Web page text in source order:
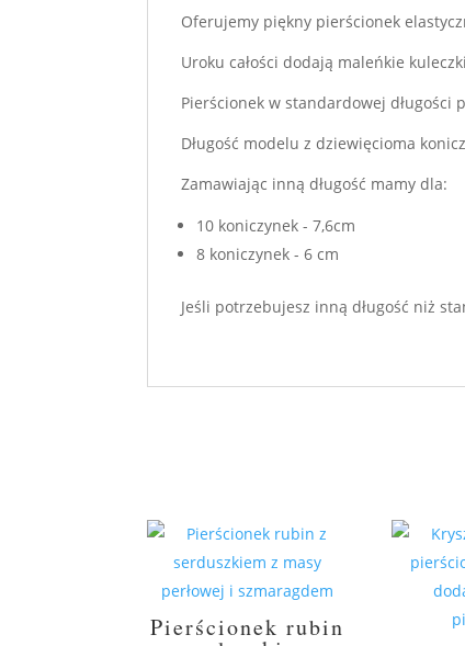
Oferujemy piękny pierścionek
Uroku całości dodają maleńkie
Pierścionek w standardowej długości
Długość modelu z dziewięcioma
Zamawiając inną długość mamy dla:
10 koniczynek - 7,6cm
8 koniczynek - 6 cm
Jeśli potrzebujesz inną długość niż
Pierścionek rubin